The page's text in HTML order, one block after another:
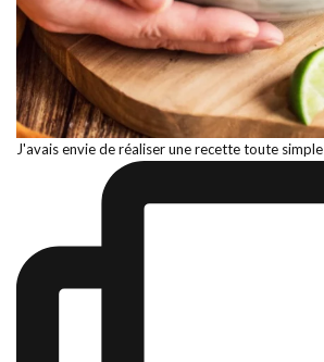
J'avais envie de réaliser une recette toute simple